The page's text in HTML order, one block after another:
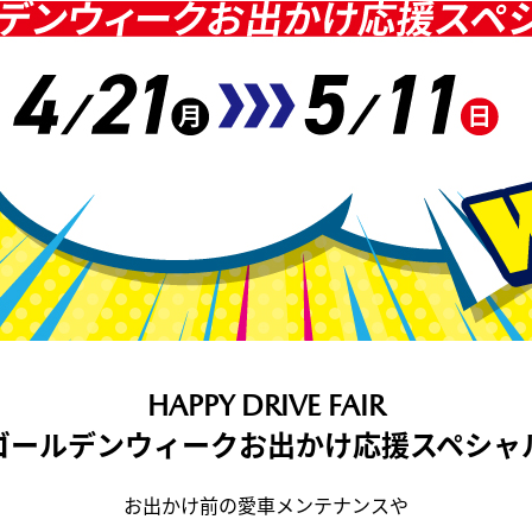
HAPPY DRIVE FAIR
ールデンウィークお出かけ応援スペシャ
お出かけ前の愛車メンテナンスや